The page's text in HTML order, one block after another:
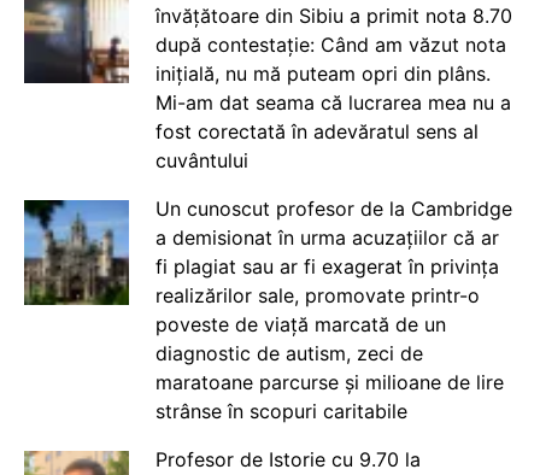
învățătoare din Sibiu a primit nota 8.70
după contestație: Când am văzut nota
inițială, nu mă puteam opri din plâns.
Mi-am dat seama că lucrarea mea nu a
fost corectată în adevăratul sens al
cuvântului
Un cunoscut profesor de la Cambridge
a demisionat în urma acuzațiilor că ar
fi plagiat sau ar fi exagerat în privința
realizărilor sale, promovate printr-o
poveste de viață marcată de un
diagnostic de autism, zeci de
maratoane parcurse și milioane de lire
strânse în scopuri caritabile
Profesor de Istorie cu 9.70 la